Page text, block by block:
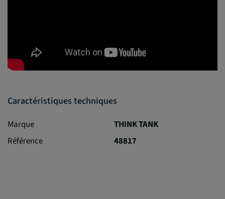
Caractéristiques techniques
Marque
THINK TANK
Référence
48817